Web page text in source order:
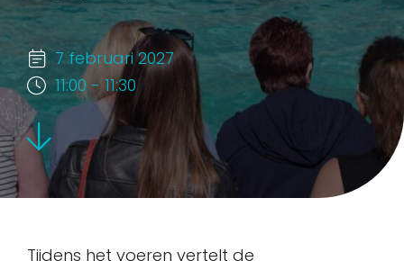
7 februari 2027
11:00 - 11:30
Tijdens het voeren vertelt de